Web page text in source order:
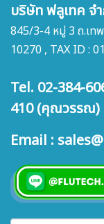
บริษัท ฟลูเทค จ
845/3-4 หมู่ 3 ถ.เท
10270 , TAX ID :
Tel. 02-384-
410 (คุณวรรณ)
Email :